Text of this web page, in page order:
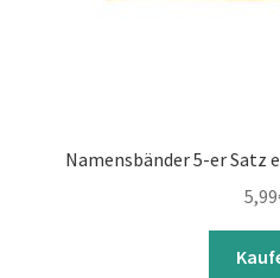
Namensbänder 5-er Satz
5,99